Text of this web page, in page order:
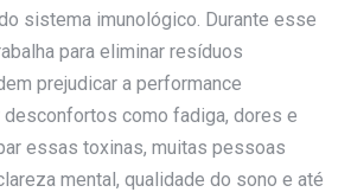
sistema imunológico. Durante esse
para eliminar resíduos
prejudicar a performance
desconfortos como fadiga, dores e
essas toxinas, muitas pessoas
mental, qualidade do sono e até